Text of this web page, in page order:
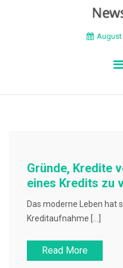
August
Gründe, Kredite
eines Kredits zu
Das moderne Leben hat
Kreditaufnahme […]
Read More